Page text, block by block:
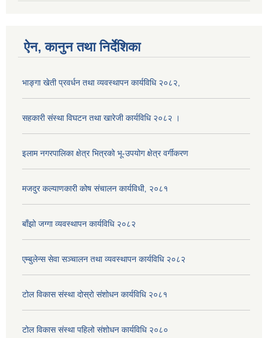
ऐन, कानुन तथा निर्देशिका
भाङ्गा खेती प्रवर्धन तथा व्यवस्थापन कार्यविधि २०८२,
सहकारी संस्था विघटन तथा खारेजी कार्यविधि २०८२ ।
इलाम नगरपालिका क्षेत्र भित्रको भू-उपयोग क्षेत्र वर्गीकरण
मजदुर कल्याणकारी कोष संचालन कार्यविधी, २०८१
बाँझो जग्गा व्यवस्थापन कार्यविधि २०८२
एम्बुलेन्स सेवा सञ्चालन तथा व्यवस्थापन कार्यविधि २०८२
टोल विकास संस्था दोस्रो संशोधन कार्यविधि २०८१
टोल विकास संस्था पहिलो संशोधन कार्यविधि २०८०